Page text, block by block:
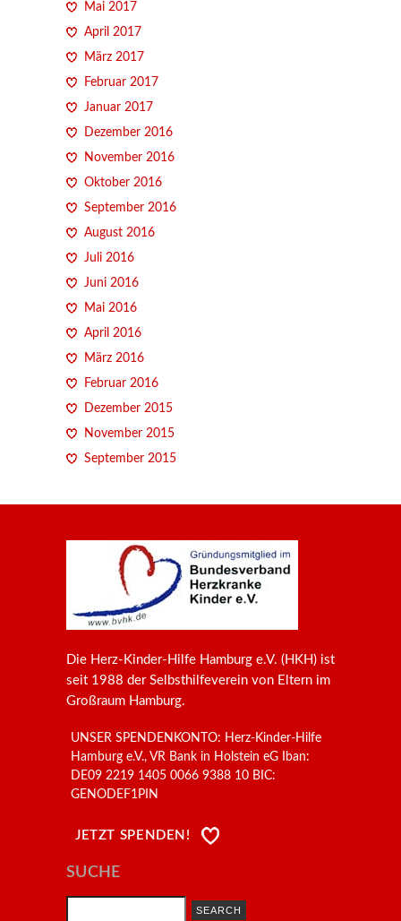
Mai 2017
April 2017
März 2017
Februar 2017
Januar 2017
Dezember 2016
November 2016
Oktober 2016
September 2016
August 2016
Juli 2016
Juni 2016
Mai 2016
April 2016
März 2016
Februar 2016
Dezember 2015
November 2015
September 2015
Die Herz-Kinder-Hilfe Hamburg e.V. (HKH) ist
seit 1988 der Selbsthilfeverein von Eltern im
Großraum Hamburg.
UNSER SPENDENKONTO: Herz-Kinder-Hilfe
Hamburg e.V., VR Bank in Holstein eG Iban:
DE09 2219 1405 0066 9388 10 BIC:
GENODEF1PIN
JETZT SPENDEN!
SUCHE